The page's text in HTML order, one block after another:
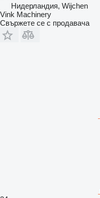
Нидерландия, Wijchen
Vink Machinery
Свържете се с продавача